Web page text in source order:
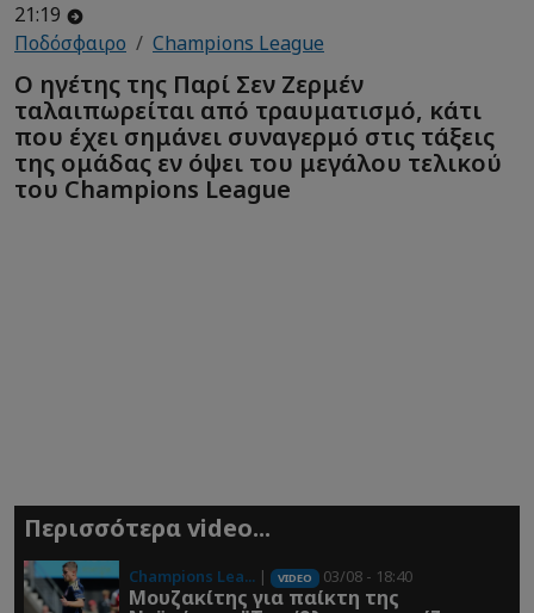
21:19
Ποδόσφαιρο
Champions League
Ο ηγέτης της Παρί Σεν Ζερμέν
ταλαιπωρείται από τραυματισμό, κάτι
που έχει σημάνει συναγερμό στις τάξεις
της ομάδας εν όψει του μεγάλου τελικού
του Champions League
Περισσότερα video...
Champions Lea... | VIDEO 03/08 - 18:40
Μουζακίτης για παίκτη της